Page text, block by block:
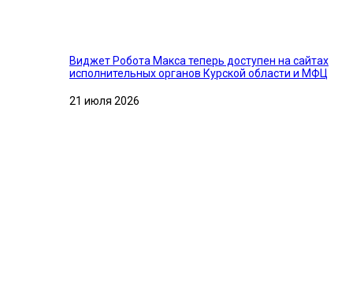
Виджет Робота Макса теперь доступен на сайтах
исполнительных органов Курской области и МФЦ
21 июля 2026